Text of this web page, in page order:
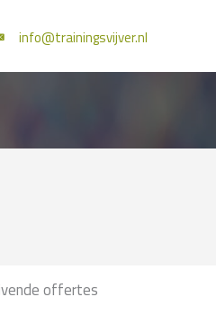
info@trainingsvijver.nl
offertes